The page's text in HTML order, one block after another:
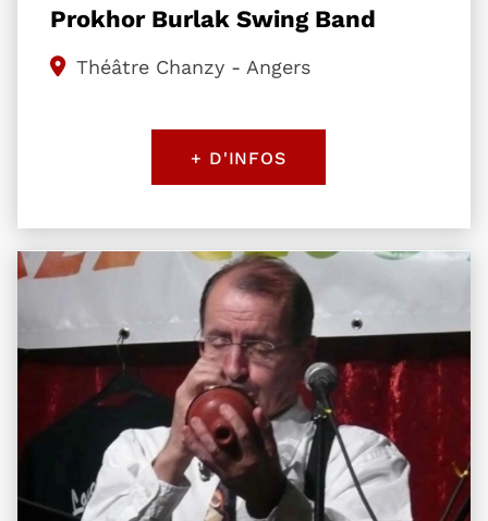
Prokhor Burlak Swing Band
Théâtre Chanzy - Angers
+ D'INFOS
Plus d'information sur l'évènement Conférence